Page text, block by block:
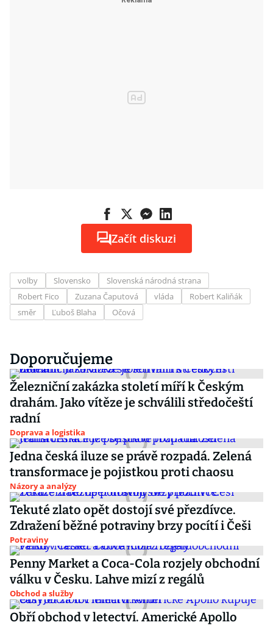
Začít diskuzi
volby Slovensko
Slovenská národná strana
Robert Fico
Zuzana Čaputová vláda
Robert Kaliňák
směr
Ľuboš Blaha Očová
Doporučujeme
Železniční zakázka století míří k Českým
drahám. Jako vítěze je schválili středočeští
radní
Doprava a logistika
Jedna česká iluze se právě rozpadá. Zelená
transformace je pojistkou proti chaosu
Názory a analýzy
Tekuté zlato opět dostojí své přezdívce.
Zdražení běžné potraviny brzy pocítí i Češi
Potraviny
Penny Market a Coca-Cola rozjely obchodní
válku v Česku. Lahve mizí z regálů
Obchod a služby
Obří obchod v letectví. Americké Apollo